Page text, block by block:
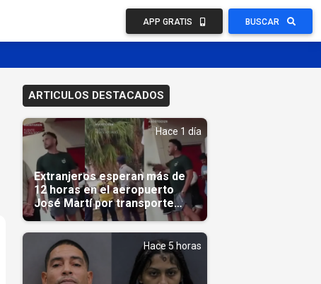
APP GRATIS BUSCAR
ARTICULOS DESTACADOS
Hace 1 día
Extranjeros esperan más de
12 horas en el aeropuerto
José Martí por transporte
reservado semanas
antes(Video)
Hace 5 horas